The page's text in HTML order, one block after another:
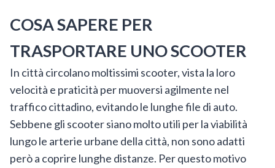
COSA SAPERE PER
TRASPORTARE UNO SCOOTER
In città circolano moltissimi scooter, vista la loro
velocità e praticità per muoversi agilmente nel
traffico cittadino, evitando le lunghe file di auto.
Sebbene gli scooter siano molto utili per la viabilità
lungo le arterie urbane della città, non sono adatti
però a coprire lunghe distanze. Per questo motivo